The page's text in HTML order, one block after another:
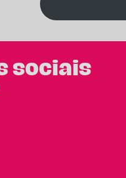
sociais